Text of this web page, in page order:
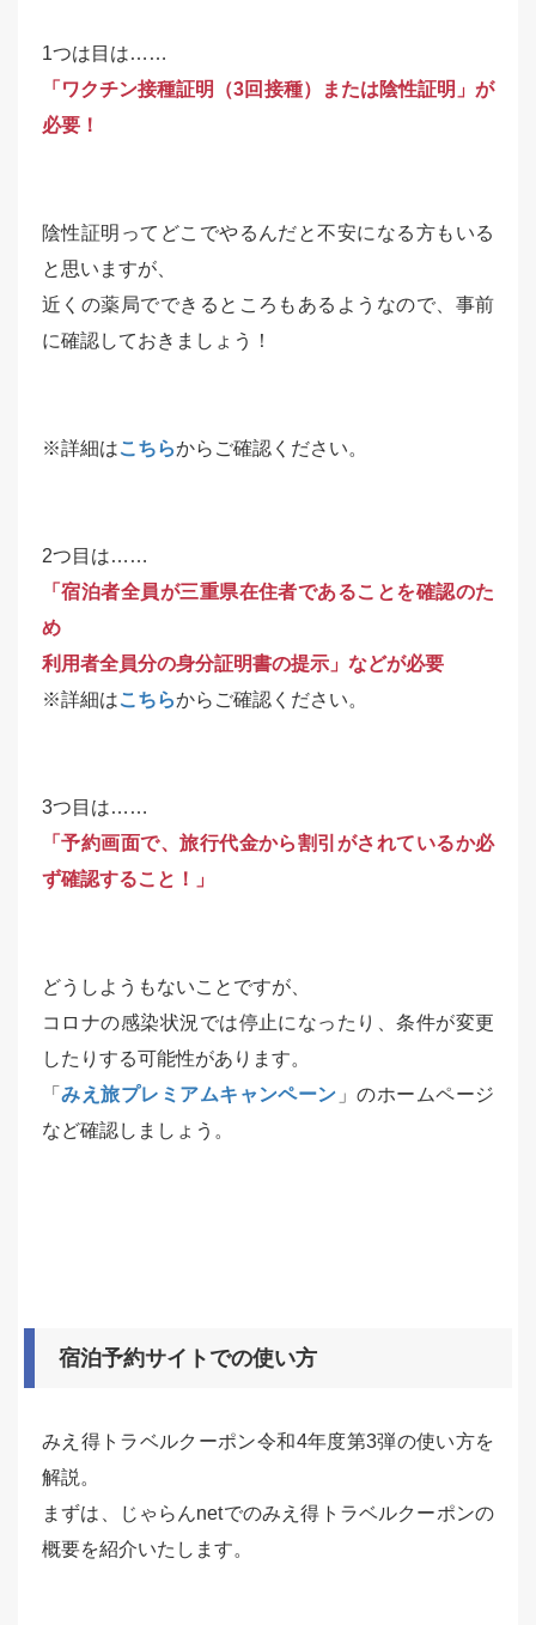
1つは目は……
「ワクチン接種証明（3回接種）または陰性証明」が
必要！
陰性証明ってどこでやるんだと不安になる方もいる
と思いますが、
近くの薬局でできるところもあるようなので、事前
に確認しておきましょう！
※詳細はこちらからご確認ください。
2つ目は……
「宿泊者全員が三重県在住者であることを確認のた
め
利用者全員分の身分証明書の提示」などが必要
※詳細はこちらからご確認ください。
3つ目は……
「予約画面で、旅行代金から割引がされているか必
ず確認すること！」
どうしようもないことですが、
コロナの感染状況では停止になったり、条件が変更
したりする可能性があります。
「みえ旅プレミアムキャンペーン 」のホームページ
など確認しましょう。
宿泊予約サイトでの使い方
みえ得トラベルクーポン令和4年度第3弾の使い方を
解説。
まずは、じゃらんnetでのみえ得トラベルクーポンの
概要を紹介いたします。